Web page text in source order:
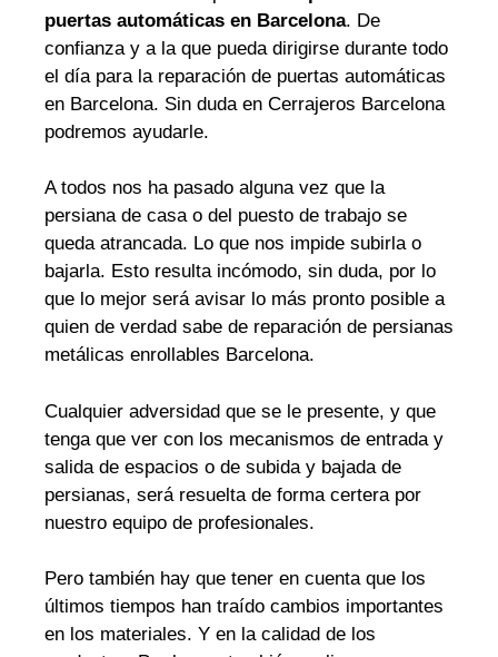
puertas automáticas en Barcelona. De
confianza y a la que pueda dirigirse durante todo
el día para la reparación de puertas automáticas
en Barcelona. Sin duda en Cerrajeros Barcelona
podremos ayudarle.
A todos nos ha pasado alguna vez que la
persiana de casa o del puesto de trabajo se
queda atrancada. Lo que nos impide subirla o
bajarla. Esto resulta incómodo, sin duda, por lo
que lo mejor será avisar lo más pronto posible a
quien de verdad sabe de reparación de persianas
metálicas enrollables Barcelona.
Cualquier adversidad que se le presente, y que
tenga que ver con los mecanismos de entrada y
salida de espacios o de subida y bajada de
persianas, será resuelta de forma certera por
nuestro equipo de profesionales.
Pero también hay que tener en cuenta que los
últimos tiempos han traído cambios importantes
en los materiales. Y en la calidad de los